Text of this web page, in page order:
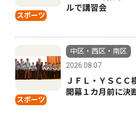
スポーツ
ルで講習会
スポーツ
中区・西区・南区
2026.08.07
ＪＦＬ・ＹＳＣ
開幕１カ月前に決